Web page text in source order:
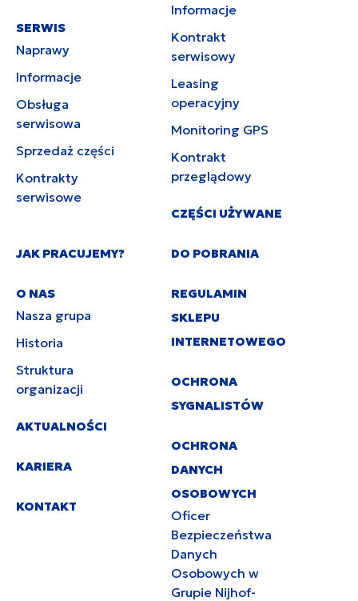
SERWIS
Naprawy
Informacje
Obsługa
serwisowa
Sprzedaż części
Kontrakty
serwisowe
Informacje
Kontrakt
serwisowy
Leasing
operacyjny
Monitoring GPS
Kontrakt
przeglądowy
CZĘŚCI UŻYWANE
JAK PRACUJEMY?
O NAS
Nasza grupa
Historia
Struktura
organizacji
AKTUALNOŚCI
KARIERA
KONTAKT
DO POBRANIA
REGULAMIN
SKLEPU
INTERNETOWEGO
OCHRONA
SYGNALISTÓW
OCHRONA
DANYCH
OSOBOWYCH
Oficer
Bezpieczeństwa
Danych
Osobowych w
Grupie Nijhof-